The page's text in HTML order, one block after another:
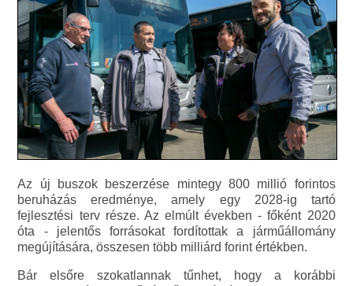
Az új buszok beszerzése mintegy 800 millió forintos
beruházás eredménye, amely egy 2028-ig tartó
fejlesztési terv része. Az elmúlt években - főként 2020
óta - jelentős forrásokat fordítottak a járműállomány
megújítására, összesen több milliárd forint értékben.
Bár elsőre szokatlannak tűnhet, hogy a korábbi